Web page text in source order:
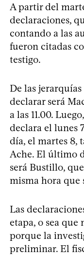
A partir del
declaraciones,
contando a las
fueron citadas
testigo.
De las
declarar será
a las 11.00.
declara el lunes
día, el martes 8,
Ache. El último
será Bustillo,
misma hora que
Las
etapa, o sea que
porque la
preliminar. El